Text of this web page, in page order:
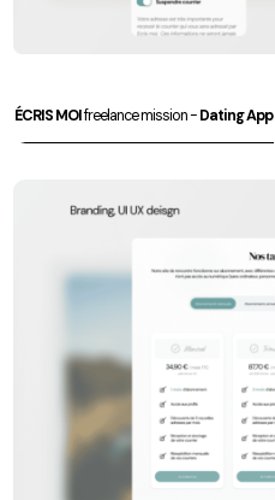
ÉCRIS MOIfreelance mission -Dating App